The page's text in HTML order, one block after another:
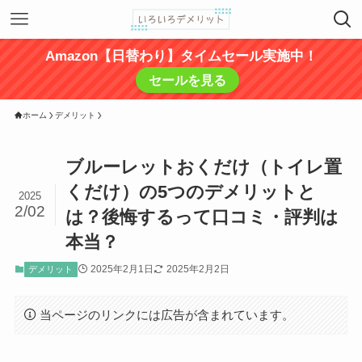
Amazon【日替わり】タイムセール実施中！
セールを見る
ホーム デメリット
ブルーレットおくだけ（トイレ置
くだけ）の5つのデメリットと
は？後悔するって口コミ・評判は
本当？
2025
2/02
デメリット 2025年2月1日 2025年2月2日
当ページのリンクには広告が含まれています。